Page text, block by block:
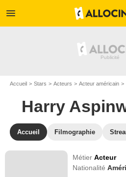
menu
Accueil Stars Acteurs Acteur américain
Harry
Accueil Filmographie
MétierActeur
Nationalité